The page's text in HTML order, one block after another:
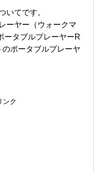
いてです。
ーヤー（ウォークマ
ータブルプレーヤーR
ポータブルプレーヤ
ンク